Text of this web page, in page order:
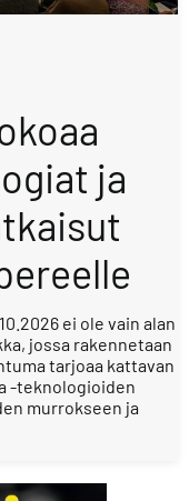
ja
ei ole vain alan
jossa rakennetaan
tarjoaa kattavan
-teknologioiden
murrokseen ja